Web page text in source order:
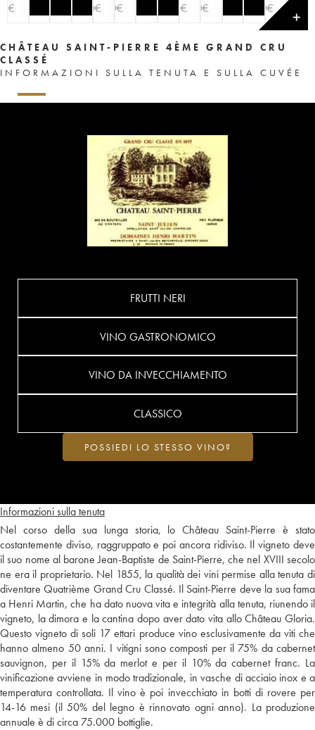
€ 50€ 30€ 50€ 30€ 50€ 30
✕
CHÂTEAU SAINT-PIERRE 4ÈME GRAND CRU
CLASSÉ
INFORMAZIONI SULLA TENUTA E SULLA CUVÉE
Informazioni sulla tenuta
Nel corso della sua lunga storia, lo Château Saint-Pierre è stato
costantemente diviso, raggruppato e poi ancora ridiviso. Il vigneto deve
il suo nome al barone Jean-Baptiste de Saint-Pierre, che nel XVIII secolo
ne era il proprietario. Nel 1855, la qualità dei vini permise alla tenuta di
diventare Quatrième Grand Cru Classé. Il Saint-Pierre deve la sua fama
a Henri Martin, che ha dato nuova vita e integrità alla tenuta, riunendo il
vigneto, la dimora e la cantina dopo aver dato vita allo Château Gloria.
Questo vigneto di soli 17 ettari produce vino esclusivamente da viti che
hanno almeno 50 anni. I vitigni sono composti per il 75% da cabernet
sauvignon, per il 15% da merlot e per il 10% da cabernet franc. La
vinificazione avviene in modo tradizionale, in vasche di acciaio inox e a
temperatura controllata. Il vino è poi invecchiato in botti di rovere per
14-16 mesi (il 50% del legno è rinnovato ogni anno). La produzione
annuale è di circa 75.000 bottiglie.
FRUTTI NERI
VINO GASTRONOMICO
VINO DA INVECCHIAMENTO
CLASSICO
POSSIEDI LO STESSO VINO?